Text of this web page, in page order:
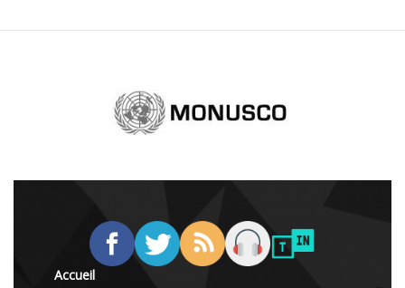
Accueil